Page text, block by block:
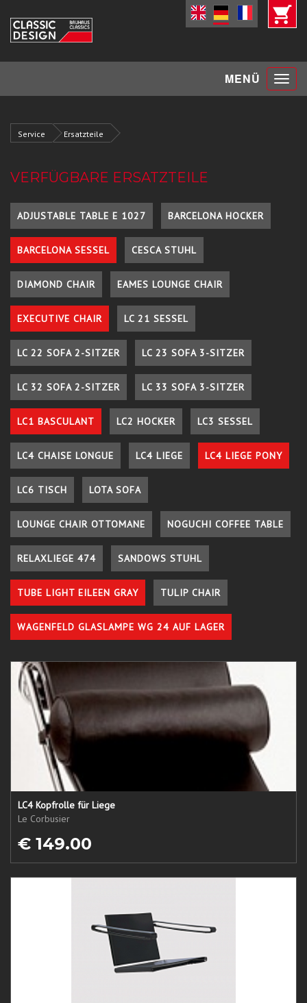
MENÜ Toggle
Service Ersatzteile
VERFÜGBARE ERSATZTEILE
ADJUSTABLE TABLE E 1027 BARCELONA HOCKER
BARCELONA SESSEL CESCA STUHL
DIAMOND CHAIR EAMES LOUNGE CHAIR
EXECUTIVE CHAIR LC 21 SESSEL
LC 22 SOFA 2-SITZER LC 23 SOFA 3-SITZER
LC 32 SOFA 2-SITZER LC 33 SOFA 3-SITZER
LC1 BASCULANT LC2 HOCKER LC3 SESSEL
LC4 CHAISE LONGUE LC4 LIEGE LC4 LIEGE PONY
LC6 TISCH LOTA SOFA
LOUNGE CHAIR OTTOMANE NOGUCHI COFFEE TABLE
RELAXLIEGE 474 SANDOWS STUHL
TUBE LIGHT EILEEN GRAY TULIP CHAIR
WAGENFELD GLASLAMPE WG 24 AUF LAGER
LC4 Kopfrolle für Liege
Le Corbusier
€ 149.00